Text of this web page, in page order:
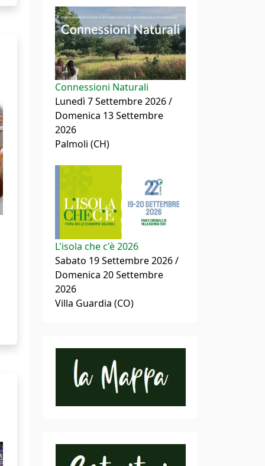
Connessioni Naturali
Lunedì 7 Settembre 2026 /
Domenica 13 Settembre
2026
Palmoli (CH)
L'isola che c'è 2026
Sabato 19 Settembre 2026 /
Domenica 20 Settembre
2026
Villa Guardia (CO)